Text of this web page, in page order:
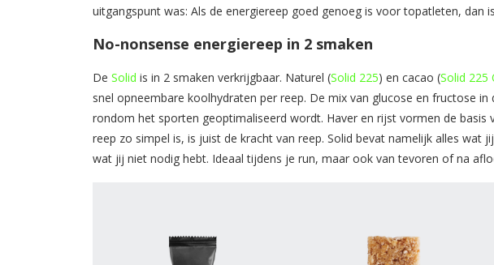
uitgangspunt was: Als de energiereep goed genoeg is voor topatleten, dan
No-nonsense energiereep in 2 smaken
De Solid is in 2 smaken verkrijgbaar. Naturel (Solid 225) en cacao (Solid 225
snel opneembare koolhydraten per reep. De mix van glucose en fructose
rondom het sporten geoptimaliseerd wordt. Haver en rijst vormen de basis
reep zo simpel is, is juist de kracht van reep. Solid bevat namelijk alles wat
wat jij niet nodig hebt. Ideaal tijdens je run, maar ook van tevoren of na